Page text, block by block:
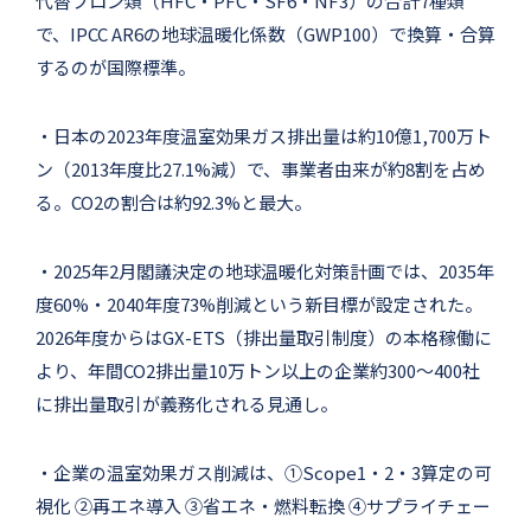
で、IPCC AR6の地球温暖化係数（GWP100）で換算・合算
するのが国際標準。
・日本の2023年度温室効果ガス排出量は約10億1,700万ト
ン（2013年度比27.1%減）で、事業者由来が約8割を占め
る。CO2の割合は約92.3%と最大。
・2025年2月閣議決定の地球温暖化対策計画では、2035年
度60%・2040年度73%削減という新目標が設定された。
2026年度からはGX-ETS（排出量取引制度）の本格稼働に
より、年間CO2排出量10万トン以上の企業約300〜400社
に排出量取引が義務化される見通し。
・企業の温室効果ガス削減は、①Scope1・2・3算定の可
視化 ②再エネ導入 ③省エネ・燃料転換 ④サプライチェー